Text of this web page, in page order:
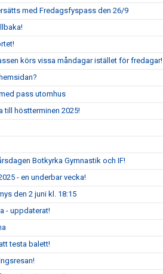
med Fredagsfyspass den 26/9
körs vissa måndagar istället för fredagar!
pass utomhus
till höstterminen 2025!
Botkyrka Gymnastik och IF!
- en underbar vecka!
den 2 juni kl. 18:15
- uppdaterat!
testa balett!